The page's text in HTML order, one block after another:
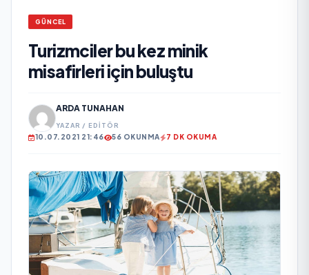
GÜNCEL
Turizmciler bu kez minik
misafirleri için buluştu
ARDA TUNAHAN
YAZAR / EDITÖR
10.07.2021 21:46 56 OKUNMA 7 DK OKUMA